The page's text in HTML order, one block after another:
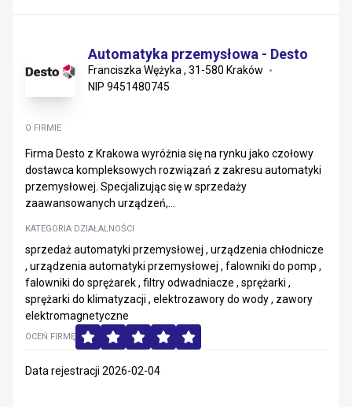
Automatyka przemysłowa - Desto
Franciszka Wężyka , 31-580 Kraków
NIP 9451480745
O FIRMIE
Firma Desto z Krakowa wyróżnia się na rynku jako czołowy
dostawca kompleksowych rozwiązań z zakresu automatyki
przemysłowej. Specjalizując się w sprzedaży
zaawansowanych urządzeń,...
KATEGORIA DZIAŁALNOŚCI
sprzedaż automatyki przemysłowej , urządzenia chłodnicze
, urządzenia automatyki przemysłowej , falowniki do pomp ,
falowniki do sprężarek , filtry odwadniacze , sprężarki ,
sprężarki do klimatyzacji , elektrozawory do wody , zawory
elektromagnetyczne
OCEŃ FIRMĘ
Data rejestracji 2026-02-04